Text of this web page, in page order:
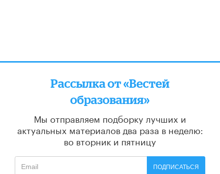
Рассылка от «Вестей
образования»
Мы отправляем подборку лучших и
актуальных материалов два раза в неделю:
во вторник и пятницу
ПОДПИСАТЬСЯ